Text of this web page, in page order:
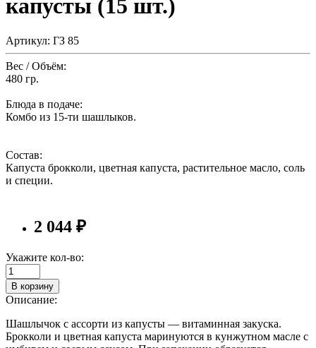
капусты (15 шт.)
Артикул: ГЗ 85
Вес / Объём:
480 гр.
Блюда в подаче:
Комбо из 15-ти шашлыков.
Состав:
Капуста брокколи, цветная капуста, растительное масло, соль
и специи.
2 044 ₽
Укажите кол-во:
В корзину
Описание:
Шашлычок с ассорти из капусты — витаминная закуска.
Брокколи и цветная капуста маринуются в кунжутном масле с